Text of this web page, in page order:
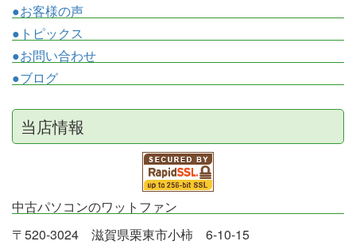
●お客様の声
●トピックス
●お問い合わせ
●ブログ
当店情報
中古パソコンのワットファン
〒520-3024 滋賀県栗東市小柿 6-10-15